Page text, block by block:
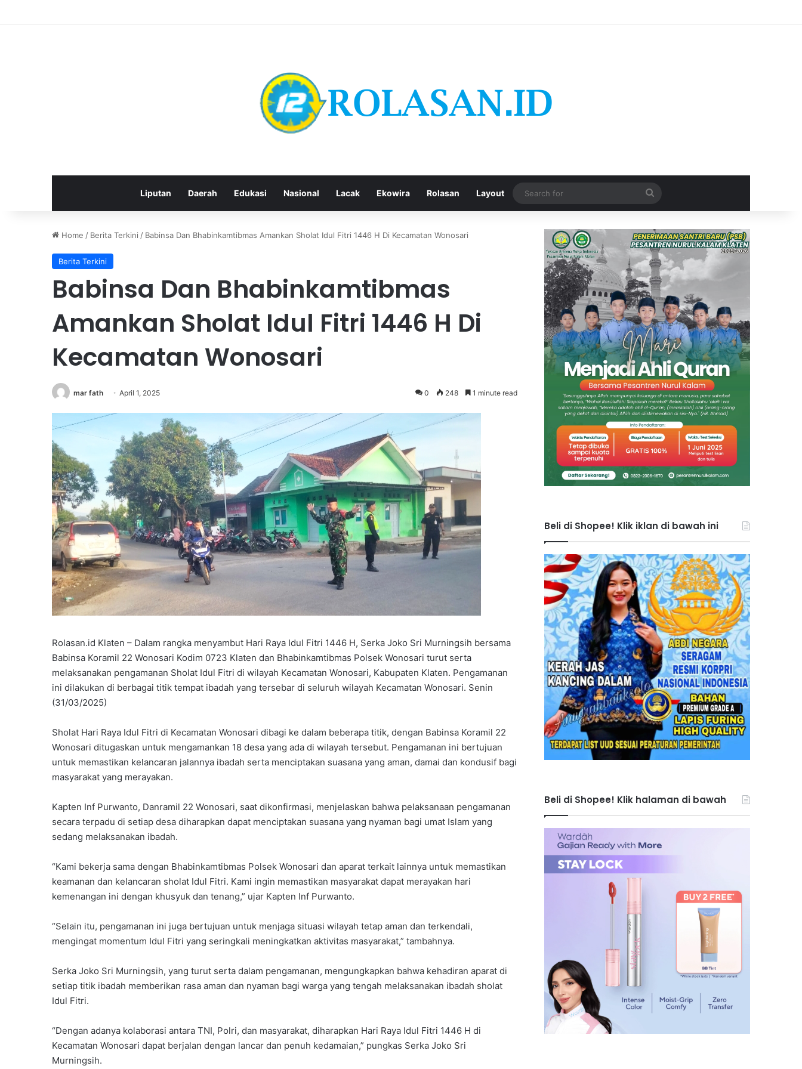
Liputan Daerah Edukasi Nasional Lacak Ekowira Rolasan Layout
Search
for
Home / Berita Terkini / Babinsa Dan Bhabinkamtibmas Amankan Sholat Idul Fitri 1446 H Di Kecamatan Wonosari
Berita Terkini
Babinsa Dan Bhabinkamtibmas
Amankan Sholat Idul Fitri 1446 H Di
Kecamatan Wonosari
mar fath April 1, 2025 0 248 1 minute read
Rolasan.id Klaten – Dalam rangka menyambut Hari Raya Idul Fitri 1446 H, Serka Joko Sri Murningsih bersama
Babinsa Koramil 22 Wonosari Kodim 0723 Klaten dan Bhabinkamtibmas Polsek Wonosari turut serta
melaksanakan pengamanan Sholat Idul Fitri di wilayah Kecamatan Wonosari, Kabupaten Klaten. Pengamanan
ini dilakukan di berbagai titik tempat ibadah yang tersebar di seluruh wilayah Kecamatan Wonosari. Senin
(31/03/2025)
Sholat Hari Raya Idul Fitri di Kecamatan Wonosari dibagi ke dalam beberapa titik, dengan Babinsa Koramil 22
Wonosari ditugaskan untuk mengamankan 18 desa yang ada di wilayah tersebut. Pengamanan ini bertujuan
untuk memastikan kelancaran jalannya ibadah serta menciptakan suasana yang aman, damai dan kondusif bagi
masyarakat yang merayakan.
Kapten Inf Purwanto, Danramil 22 Wonosari, saat dikonfirmasi, menjelaskan bahwa pelaksanaan pengamanan
secara terpadu di setiap desa diharapkan dapat menciptakan suasana yang nyaman bagi umat Islam yang
sedang melaksanakan ibadah.
“Kami bekerja sama dengan Bhabinkamtibmas Polsek Wonosari dan aparat terkait lainnya untuk memastikan
keamanan dan kelancaran sholat Idul Fitri. Kami ingin memastikan masyarakat dapat merayakan hari
kemenangan ini dengan khusyuk dan tenang,” ujar Kapten Inf Purwanto.
“Selain itu, pengamanan ini juga bertujuan untuk menjaga situasi wilayah tetap aman dan terkendali,
mengingat momentum Idul Fitri yang seringkali meningkatkan aktivitas masyarakat,” tambahnya.
Serka Joko Sri Murningsih, yang turut serta dalam pengamanan, mengungkapkan bahwa kehadiran aparat di
setiap titik ibadah memberikan rasa aman dan nyaman bagi warga yang tengah melaksanakan ibadah sholat
Idul Fitri.
“Dengan adanya kolaborasi antara TNI, Polri, dan masyarakat, diharapkan Hari Raya Idul Fitri 1446 H di
Kecamatan Wonosari dapat berjalan dengan lancar dan penuh kedamaian,” pungkas Serka Joko Sri
Murningsih.
Beli di Shopee! Klik iklan di bawah ini
Beli di Shopee! Klik halaman di bawah